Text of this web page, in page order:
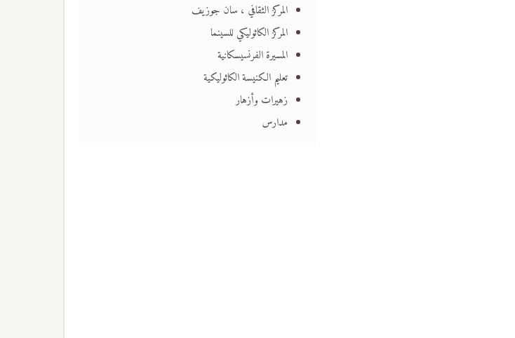
المركز الثقافي ، سان جوزيف
المركز الكاثوليكي للسينما
المسيرة الفرنسيسكانية
تعليم الكنيسة الكاثوليكية
زهيرات وأزهار
مدارس